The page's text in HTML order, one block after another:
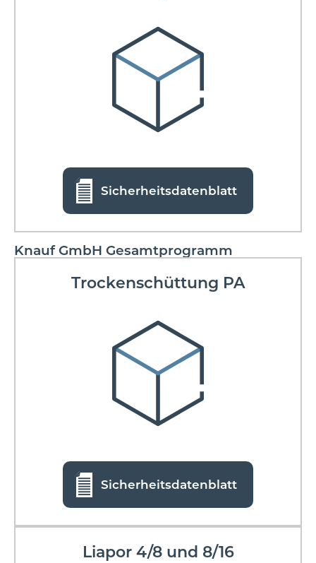
Sicherheitsdatenblatt
Knauf GmbH Gesamtprogramm
Trockenschüttung PA
Sicherheitsdatenblatt
Liapor 4/8 und 8/16